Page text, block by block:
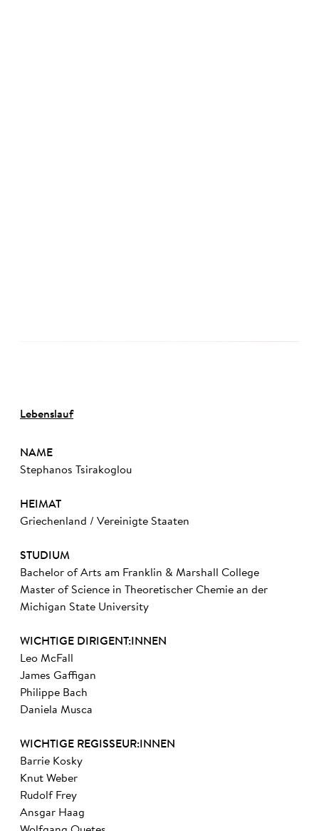
Lebenslauf
NAME
Stephanos Tsirakoglou
HEIMAT
Griechenland / Vereinigte Staaten
STUDIUM
Bachelor of Arts am Franklin & Marshall College
Master of Science in Theoretischer Chemie an der
Michigan State University
WICHTIGE DIRIGENT:INNEN
Leo McFall
James Gaffigan
Philippe Bach
Daniela Musca
WICHTIGE REGISSEUR:INNEN
Barrie Kosky
Knut Weber
Rudolf Frey
Ansgar Haag